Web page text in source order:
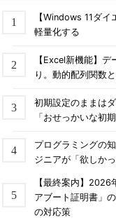
【Windows 11ダ
軽量化する
【Excel新機能】
り。動的配列関数
初期設定のままは
「おせっかいな初
プログラミングの
ジニアが「欲しか
【最終案内】
アブート証明書」
の対応策